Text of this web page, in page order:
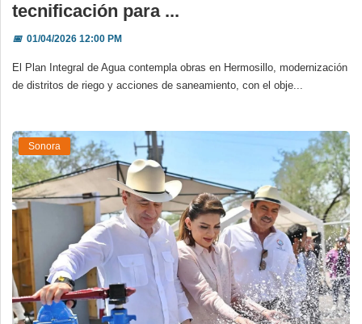
tecnificación para ...
📅01/04/2026 12:00 PM
El Plan Integral de Agua contempla obras en Hermosillo, modernización
de distritos de riego y acciones de saneamiento, con el obje...
Sonora